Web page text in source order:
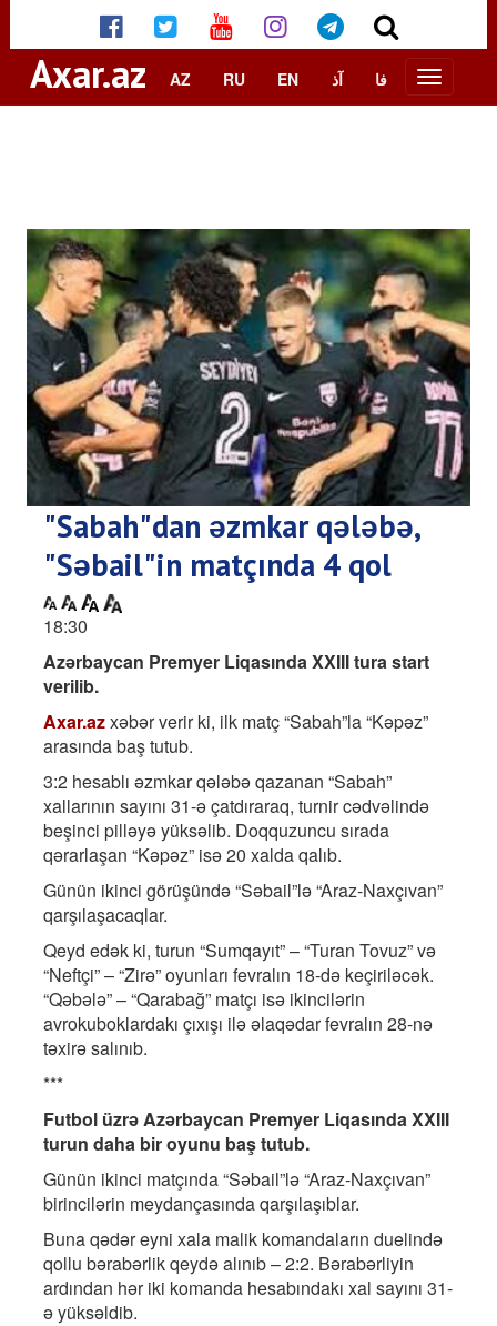
Axar.az AZ RU EN آذ فا
"Sabah"dan əzmkar qələbə,
"Səbail"in matçında 4 qol
18:30
Azərbaycan Premyer Liqasında XXIII tura start
verilib.
Axar.azxəbər verir ki, ilk matç “Sabah”la “Kəpəz”
arasında baş tutub.
3:2 hesablı əzmkar qələbə qazanan “Sabah”
xallarının sayını 31-ə çatdıraraq, turnir cədvəlində
beşinci pilləyə yüksəlib. Doqquzuncu sırada
qərarlaşan “Kəpəz” isə 20 xalda qalıb.
Günün ikinci görüşündə “Səbail”lə “Araz-Naxçıvan”
qarşılaşacaqlar.
Qeyd edək ki, turun “Sumqayıt” – “Turan Tovuz” və
“Neftçi” – “Zirə” oyunları fevralın 18-də keçiriləcək.
“Qəbələ” – “Qarabağ” matçı isə ikincilərin
avrokuboklardakı çıxışı ilə əlaqədar fevralın 28-nə
təxirə salınıb.
***
Futbol üzrə Azərbaycan Premyer Liqasında XXIII
turun daha bir oyunu baş tutub.
Günün ikinci matçında “Səbail”lə “Araz-Naxçıvan”
birincilərin meydançasında qarşılaşıblar.
Buna qədər eyni xala malik komandaların duelində
qollu bərabərlik qeydə alınıb – 2:2. Bərabərliyin
ardından hər iki komanda hesabındakı xal sayını 31-
ə yüksəldib.